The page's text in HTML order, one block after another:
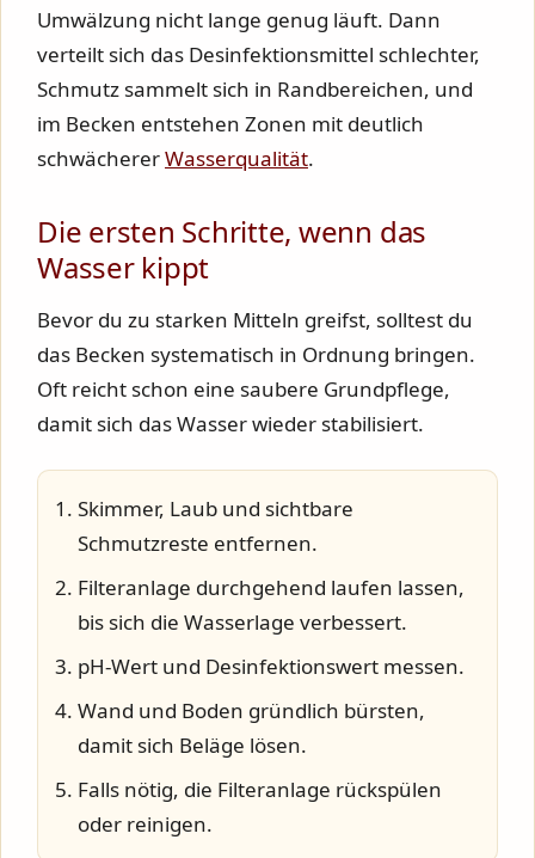
Umwälzung nicht lange genug läuft. Dann
verteilt sich das Desinfektionsmittel schlechter,
Schmutz sammelt sich in Randbereichen, und
im Becken entstehen Zonen mit deutlich
schwächererWasserqualität.
Die ersten Schritte, wenn das
Wasser kippt
Bevor du zu starken Mitteln greifst, solltest du
das Becken systematisch in Ordnung bringen.
Oft reicht schon eine saubere Grundpflege,
damit sich das Wasser wieder stabilisiert.
Skimmer, Laub und sichtbare
Schmutzreste entfernen.
Filteranlage durchgehend laufen lassen,
bis sich die Wasserlage verbessert.
pH-Wert und Desinfektionswert messen.
Wand und Boden gründlich bürsten,
damit sich Beläge lösen.
Falls nötig, die Filteranlage rückspülen
oder reinigen.